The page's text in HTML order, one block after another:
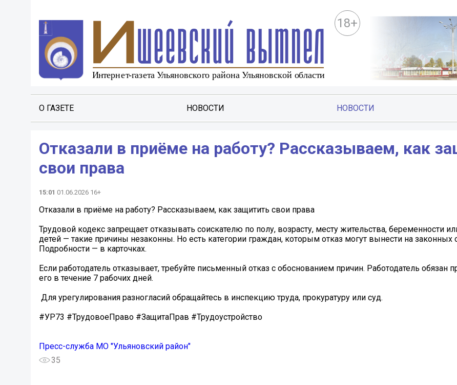
18+
О ГАЗЕТЕ НОВОСТИ НОВОСТИ
Отказали в приёме на работу? Рассказываем, как
свои права
15:01 01.06.2026 16+
Отказали в приёме на работу? Рассказываем, как защитить свои права
Трудовой кодекс запрещает отказывать соискателю по полу, возрасту, месту жительства, беременности
детей — такие причины незаконны. Но есть категории граждан, которым отказ могут вынести на законных
Подробности — в карточках.
Если работодатель отказывает, требуйте письменный отказ с обоснованием причин. Работодатель обязан
его в течение 7 рабочих дней.
️ Для урегулирования разногласий обращайтесь в инспекцию труда, прокуратуру или суд.
#УР73 #ТрудовоеПраво #ЗащитаПрав #Трудоустройство
Пресс-служба МО "Ульяновский район"
35